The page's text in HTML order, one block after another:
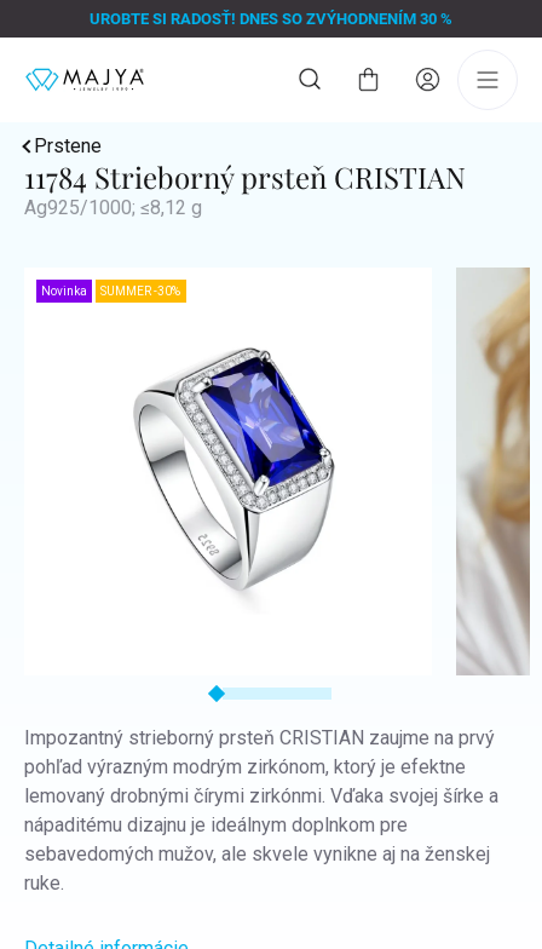
na
UROBTE SI RADOSŤ! DNES SO ZVÝHODNENÍM 30 %
Nákupný
Prstene
11784 Strieborný prsteň CRISTIAN
Ag925/1000; ≤8,12 g
Novinka SUMMER -30%
Impozantný strieborný prsteň CRISTIAN zaujme na prvý
pohľad výrazným modrým zirkónom, ktorý je efektne
lemovaný drobnými čírymi zirkónmi. Vďaka svojej šírke a
nápaditému dizajnu je ideálnym doplnkom pre
sebavedomých mužov, ale skvele vynikne aj na ženskej
ruke.